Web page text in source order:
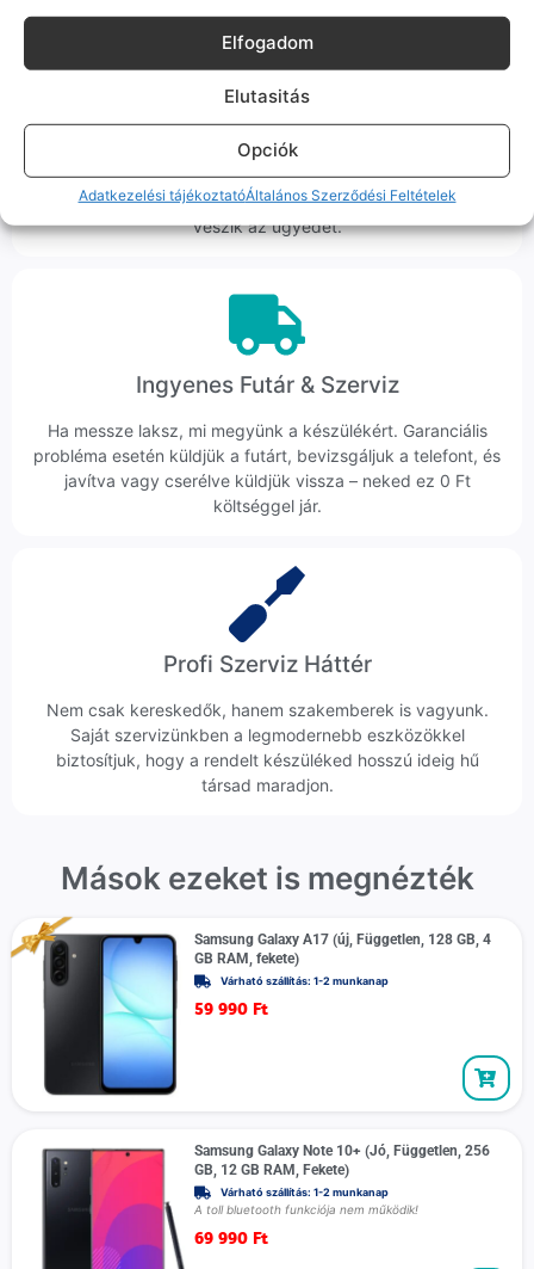
Elfogadom
Elutasitás
Opciók
Adatkezelési tájékoztatóÁltalános Szerződési Feltételek
Korrekt Ügyintézés
Hibázni emberi dolog, de a felelősségvállalás nálunk alap.
Ha ritkán előfordul egy hiba, nem kifogásokat keresünk,
hanem megoldást. Szakértő kollégáink azonnal kézbe
veszik az ügyedet.
Ingyenes Futár & Szerviz
Ha messze laksz, mi megyünk a készülékért. Garanciális
probléma esetén küldjük a futárt, bevizsgáljuk a telefont, és
javítva vagy cserélve küldjük vissza – neked ez 0 Ft
költséggel jár.
Profi Szerviz Háttér
Nem csak kereskedők, hanem szakemberek is vagyunk.
Saját szervizünkben a legmodernebb eszközökkel
biztosítjuk, hogy a rendelt készüléked hosszú ideig hű
társad maradjon.
Mások ezeket is megnézték
Samsung Galaxy A17 (új, Független, 128 GB, 4
GB RAM, fekete)
Várható szállítás: 1-2 munkanap
59 990 Ft
Samsung Galaxy Note 10+ (Jó, Független, 256
GB, 12 GB RAM, Fekete)
Várható szállítás: 1-2 munkanap
A toll bluetooth funkciója nem működik!
69 990 Ft